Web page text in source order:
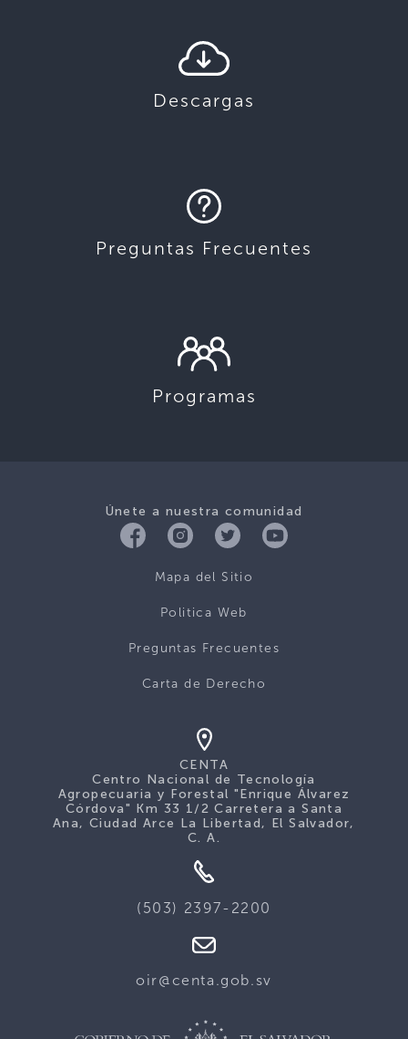
Descargas
Preguntas Frecuentes
Programas
Únete a nuestra comunidad
Mapa del Sitio
Politica Web
Preguntas Frecuentes
Carta de Derecho
CENTA
Centro Nacional de Tecnología
Agropecuaria y Forestal "Enrique Álvarez
Córdova" Km 33 1/2 Carretera a Santa
Ana, Ciudad Arce La Libertad, El Salvador,
C. A.
(503) 2397-2200
oir@centa.gob.sv